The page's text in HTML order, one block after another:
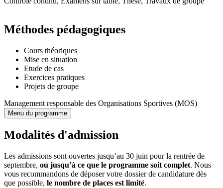
Méthodes pédagogiques
Cours théoriques
Mise en situation
Etude de cas
Exercices pratiques
Projets de groupe
Management responsable des Organisations Sportives (MOS)
Menu du programme
Modalités d'admission
Les admissions sont ouvertes jusqu’au 30 juin pour la rentrée de
septembre, ou jusqu’à ce que le programme soit complet. Nous
vous recommandons de déposer votre dossier de candidature dès
que possible, le nombre de places est limité.